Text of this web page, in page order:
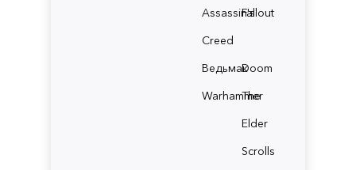
Assassin's
Creed
Fallout
ВедьмакDoom
Warhammer
The
Elder
Scrolls